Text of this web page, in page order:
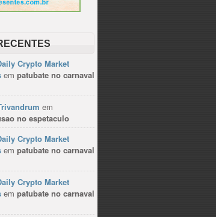
Crypto Market
em patubate no carnaval
em
no espetaculo
Crypto Market
em patubate no carnaval
Crypto Market
em patubate no carnaval